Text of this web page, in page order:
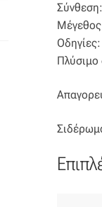
Οδηγίες:
Πλύσιμο